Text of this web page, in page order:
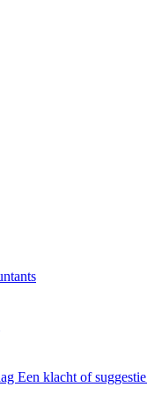
Een klacht of suggestie